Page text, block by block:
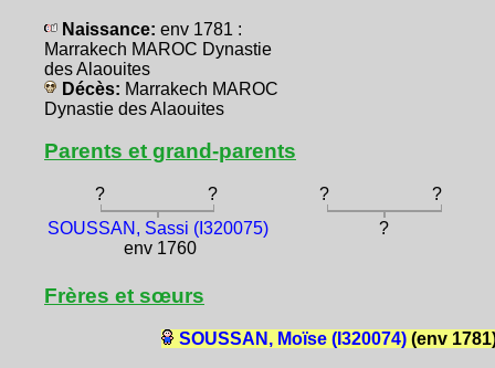
Naissance: env 1781 :
Marrakech MAROC Dynastie
des Alaouites
Décès: Marrakech MAROC
Dynastie des Alaouites
Parents et grand-parents
? ? ?
?
SOUSSAN, Sassi (I320075)
env 1760
?
Frères et sœurs
SOUSSAN, Moïse (I320074)(env